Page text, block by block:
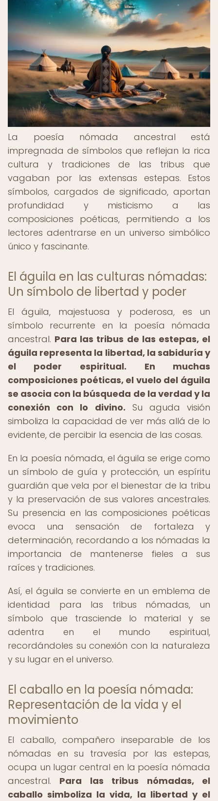
La poesía nómada ancestral está
impregnada de símbolos que reflejan la rica
cultura y tradiciones de las tribus que
vagaban por las extensas estepas. Estos
símbolos, cargados de significado, aportan
profundidad y misticismo a las
composiciones poéticas, permitiendo a los
lectores adentrarse en un universo simbólico
único y fascinante.
El águila en las culturas nómadas:
Un símbolo de libertad y poder
El águila, majestuosa y poderosa, es un
símbolo recurrente en la poesía nómada
ancestral. Para las tribus de las estepas, el
águila representa la libertad, la sabiduría y
el poder espiritual.
En muchas
composiciones poéticas, el vuelo del águila
se asocia con la búsqueda de la verdad y la
conexión con lo divino. Su aguda visión
simboliza la capacidad de ver más allá de lo
evidente, de percibir la esencia de las cosas.
En la poesía nómada, el águila se erige como
un símbolo de guía y protección, un espíritu
guardián que vela por el bienestar de la tribu
y la preservación de sus valores ancestrales.
Su presencia en las composiciones poéticas
evoca una sensación de fortaleza y
determinación, recordando a los nómadas la
importancia de mantenerse fieles a sus
raíces y tradiciones.
Así, el águila se convierte en un emblema de
identidad para las tribus nómadas, un
símbolo que trasciende lo material y se
adentra en el mundo espiritual,
recordándoles su conexión con la naturaleza
y su lugar en el universo.
El caballo en la poesía nómada:
Representación de la vida y el
movimiento
El caballo, compañero inseparable de los
nómadas en su travesía por las estepas,
ocupa un lugar central en la poesía nómada
ancestral. Para las tribus nómadas, el
caballo simboliza la vida, la libertad y el